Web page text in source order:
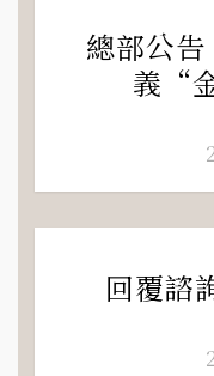
總部公
義“
回覆諮